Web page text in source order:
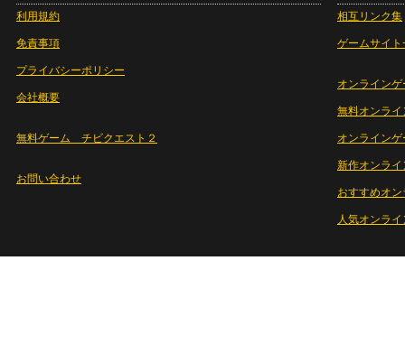
利用規約
免責事項
プライバシーポリシー
会社概要
無料ゲーム チビクエスト２
お問い合わせ
相互リンク集
ゲームサイト
オンラインゲ
無料オンライ
オンライン
新作オンライ
おすすめオ
人気オンラ